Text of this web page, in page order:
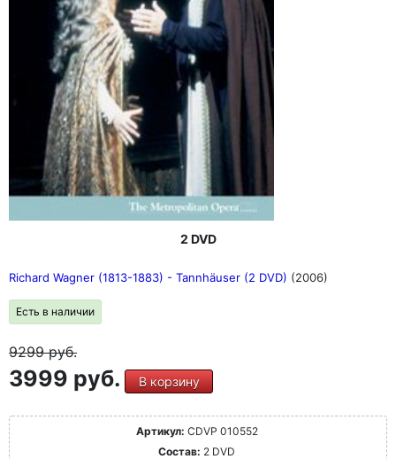
2 DVD
Richard Wagner (1813-1883) - Tannhäuser (2 DVD) (2006)
Есть в наличии
9299руб.
3999 руб. В корзину
Артикул: CDVP 010552
Состав: 2 DVD